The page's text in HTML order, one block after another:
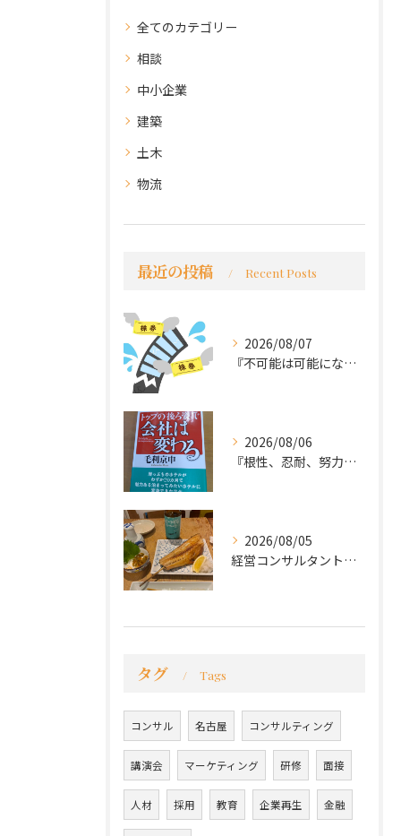
全てのカテゴリー
相談
中小企業
建築
土木
物流
最近の投稿 Recent Posts
2026/08/07
『不可能は可能になる』
2026/08/06
『根性、忍耐、努力という言葉は死語なのか』
2026/08/05
経営コンサルタントのモーちゃん・毛利京申です。
タグ Tags
コンサル 名古屋 コンサルティング
講演会 マーケティング 研修 面接
人材 採用 教育 企業再生 金融